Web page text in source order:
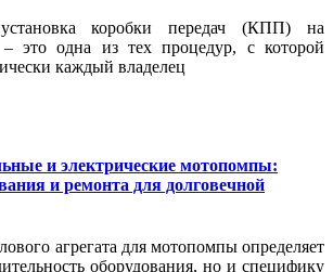
коробки передач (КПП) на
это одна из тех процедур, с которой
каждый владелец
и электрические мотопомпы:
и ремонта для долговечной
агрегата для мотопомпы определяет
оборудования, но и специфику